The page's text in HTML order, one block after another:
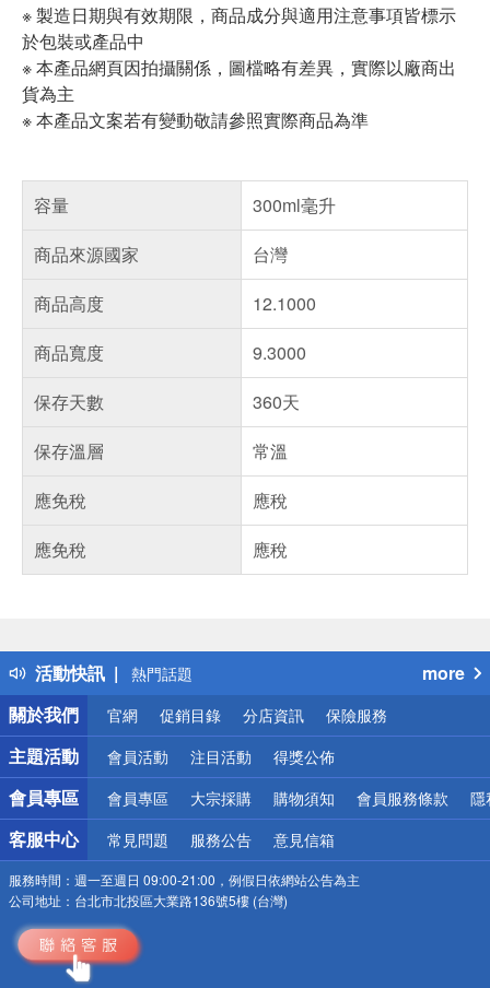
※ 製造日期與有效期限，商品成分與適用注意事項皆標示
於包裝或產品中
※ 本產品網頁因拍攝關係，圖檔略有差異，實際以廠商出
貨為主
※ 本產品文案若有變動敬請參照實際商品為準
容量
300ml毫升
商品來源國家
台灣
商品高度
12.1000
商品寬度
9.3000
保存天數
360天
保存溫層
常溫
應免稅
應稅
應免稅
應稅
活動快訊
得獎公告
熱門話題
銀行優惠
偏遠地區配送
詐騙網頁！請小心！
more
關於我們
官網 促銷目錄 分店資訊 保險服務
主題活動 會員活動 注目活動 得獎公佈
會員專區 會員專區 大宗採購 購物須知 會員服務條款 隱
客服中心 常見問題 服務公告 意見信箱
服務時間： 週一至週日 09:00-21:00，例假日依網站公告為主
公司地址： 台北市北投區大業路136號5樓 (台灣)